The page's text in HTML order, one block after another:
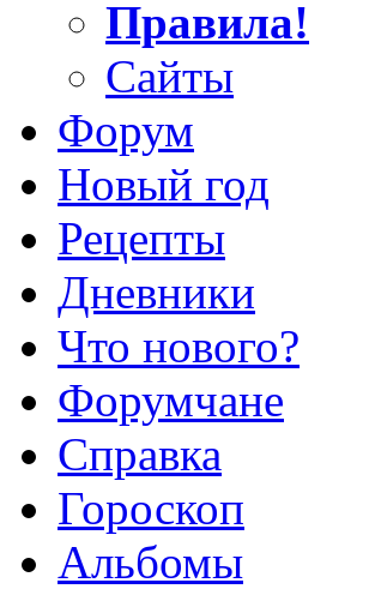
Правила!
Сайты
Форум
Новый год
Рецепты
Дневники
Что нового?
Форумчане
Справка
Гороскоп
Альбомы